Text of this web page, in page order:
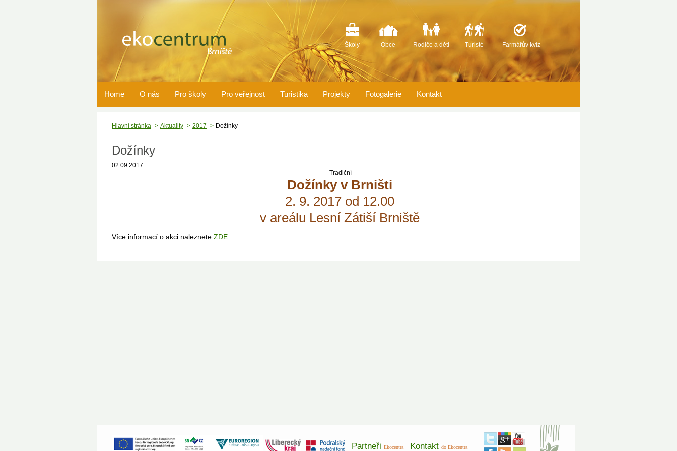
Školy Obce Rodiče a děti Turisté Farmářův kvíz
Home O nás Pro školy Pro veřejnost Turistika Projekty Fotogalerie Kontakt
Hlavní stránka Aktuality 2017 Dožínky
Dožínky
02.09.2017
Tradiční
Dožínky v Brništi
2. 9. 2017 od 12.00
v areálu Lesní Zátiší Brniště
Více informací o akci naleznete ZDE
Partneři Ekocentra Kontakt do Ekocentra